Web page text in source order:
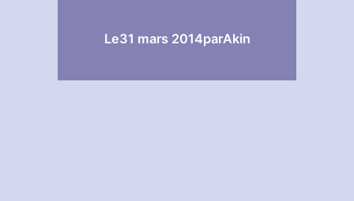
Le31 mars 2014parAkin